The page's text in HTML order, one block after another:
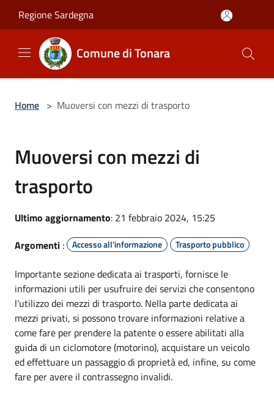
Regione Sardegna
Comune di Tonara
Home > Muoversi con mezzi di trasporto
Muoversi con mezzi di
trasporto
Ultimo aggiornamento: 21 febbraio 2024, 15:25
Argomenti : Accesso all'informazione Trasporto pubblico
Importante sezione dedicata ai trasporti, fornisce le
informazioni utili per usufruire dei servizi che consentono
l’utilizzo dei mezzi di trasporto. Nella parte dedicata ai
mezzi privati, si possono trovare informazioni relative a
come fare per prendere la patente o essere abilitati alla
guida di un ciclomotore (motorino), acquistare un veicolo
ed effettuare un passaggio di proprietà ed, infine, su come
fare per avere il contrassegno invalidi.